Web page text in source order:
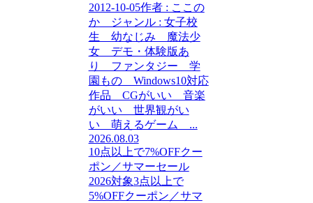
2012-10-05作者 : ここの
か ジャンル : 女子校
生 幼なじみ 魔法少
女 デモ・体験版あ
り ファンタジー 学
園もの Windows10対応
作品 CGがいい 音楽
がいい 世界観がい
い 萌えるゲーム ...
2026.08.03
10点以上で7%OFFクー
ポン／サマーセール
2026対象3点以上で
5%OFFクーポン／サマ